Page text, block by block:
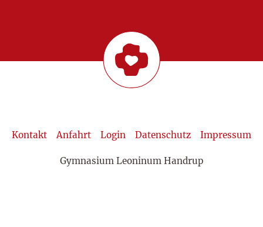
Kontakt Anfahrt Login Datenschutz Impressum
Gymnasium Leoninum Handrup